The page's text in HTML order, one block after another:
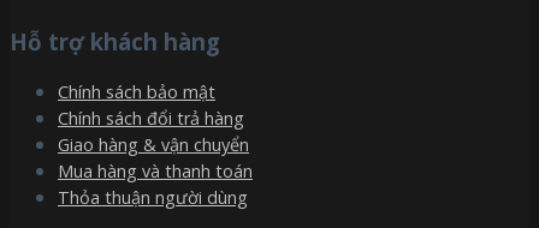
Hỗ trợ khách hàng
Chính sách bảo mật
Chính sách đổi trả hàng
Giao hàng & vận chuyển
Mua hàng và thanh toán
Thỏa thuận người dùng